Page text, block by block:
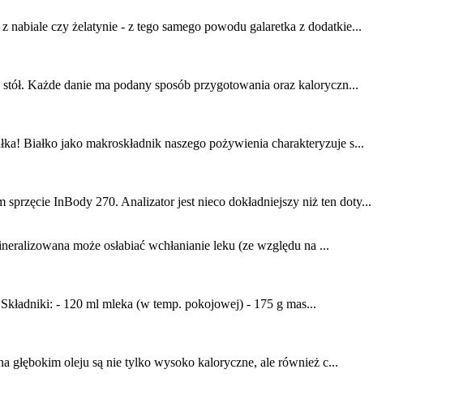
czy żelatynie - z tego samego powodu galaretka z dodatkie...
Każde danie ma podany sposób przygotowania oraz kaloryczn...
Białko jako makroskładnik naszego pożywienia charakteryzuje s...
InBody 270. Analizator jest nieco dokładniejszy niż ten doty...
może osłabiać wchłanianie leku (ze względu na ...
- 120 ml mleka (w temp. pokojowej) - 175 g mas...
głębokim oleju są nie tylko wysoko kaloryczne, ale również c...